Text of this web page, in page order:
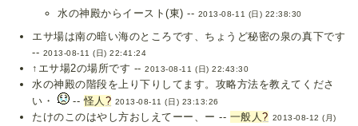
水の神殿からイースト(東) -- 2013-08-11 (日) 22:38:30
エサ場は南の暗い海のところです、ちょうど秘密の泉の真下です
-- 2013-08-11 (日) 22:41:24
↑エサ場2の場所です --2013-08-11 (日) 22:43:30
水の神殿の階段を上り下りしてます。攻略方法を教えてくださ
い・
--怪人 ? 2013-08-11 (日) 23:13:26
たけのこのはやし方おしえてーー、ー -- 一般人? 2013-08-12 (月)